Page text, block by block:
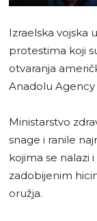
Izraelska vojska
protestima koji
otvaranja
Anadolu Agency
Ministarstvo
snage i ranile
kojima se nalazi
zadobijenim
oružja.